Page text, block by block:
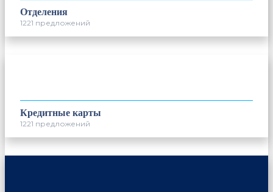
Отделения
1221 предложений
Кредитные карты
1221 предложений